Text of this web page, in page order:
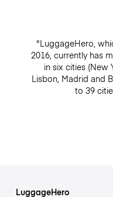
"LuggageHero,
2016, currently has
in six cities (New
Lisbon, Madrid and
to 39
LuggageHero